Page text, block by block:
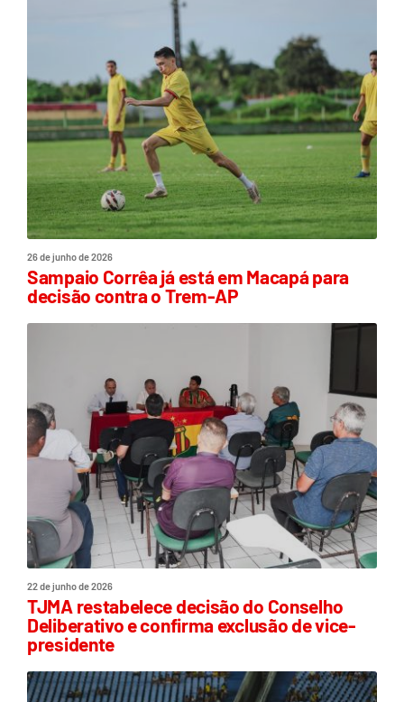
26 de junho de 2026
Sampaio Corrêa já está em Macapá para
decisão contra o Trem-AP
22 de junho de 2026
TJMA restabelece decisão do Conselho
Deliberativo e confirma exclusão de vice-
presidente